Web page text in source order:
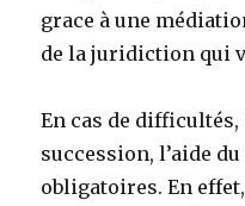
grace à une
de la juridiction qui
En cas de difficultés,
succession, l’aide
obligatoires. En